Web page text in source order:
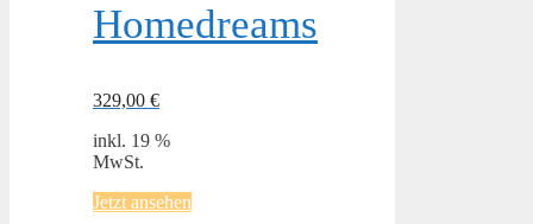
Homedreams
329,00 €
inkl. 19 %
MwSt.
Jetzt ansehen